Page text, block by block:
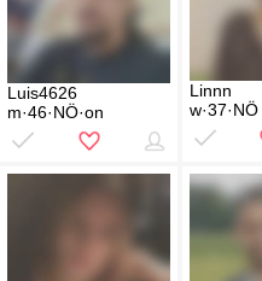
Luis4626
m·46·NÖ·on
Linnn
w·37·NÖ